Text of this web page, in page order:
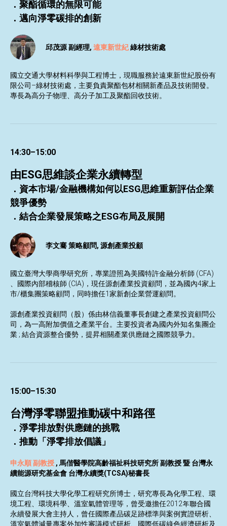
．聚酯循環的無限可能
．邁向淨零碳排的創新
邱茂源 副經理, 遠東新世紀綠材技術處
國立交通大學材料科學與工程博士，現職服務於遠東新世紀股份有
限公司–綠材技術處，主要負責聚酯包材相關新產品及技術開發。
專長為高分子物理、高分子加工及聚酯回收技術。
14:30–15:00
由ESG思維談企業永續轉型
．資本市場/金融機構如何以ESG思維重新評估企業
競爭優勢
．結合企業發展策略之ESG布局及展開
李文騫 策略顧問, 源創產業投顧
國立臺灣大學商學研究所，專業證照為美國特許金融分析師 (CFA)
、國際內部稽核師 (CIA)，現任源創產業投資顧問，並為國內4家上
市/櫃集團策略顧問，同時擔任1家新創企業營運顧問。
源創產業投資顧問（股）係由林信義董事長創建之產業投資顧問公
司，為一高附加價值之產業平台。主要投資者為國內外知名集團企
業 ; 結合資源整合優勢，提昇相關產業供應鏈之國際競爭力。
15:00–15:30
台灣淨零聯盟推動碳中和路徑
．淨零排放對供應鏈的挑戰
．推動「淨零排放倡議」
申永順 副教授 , 馬偕醫學院高齡福祉科技研究所 副教授 暨 台灣永
續能源研究基金會 台灣永續獎(TCSA)秘書長
國立台灣科技大學化學工程研究所博士，研究專長為化學工程、環
境工程、環境科學、溫室氣體管理等，曾受邀擔任2012年聯合國
永續發展大會主持人，曾任國際產品碳足跡標準與案例實證研析、
溫室氣體減量專案外加性審議模式研析、國際低碳綠色經濟研析及